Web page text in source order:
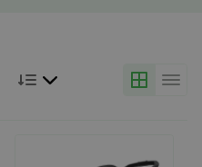
Bruk synkende rekkefølge
Grid Liste